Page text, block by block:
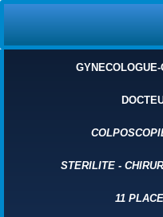
STERILITE-
11